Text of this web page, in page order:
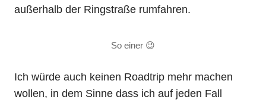
außerhalb der Ringstraße rumfahren.
So einer 😉
Ich würde auch keinen Roadtrip mehr machen
wollen, in dem Sinne dass ich auf jeden Fall